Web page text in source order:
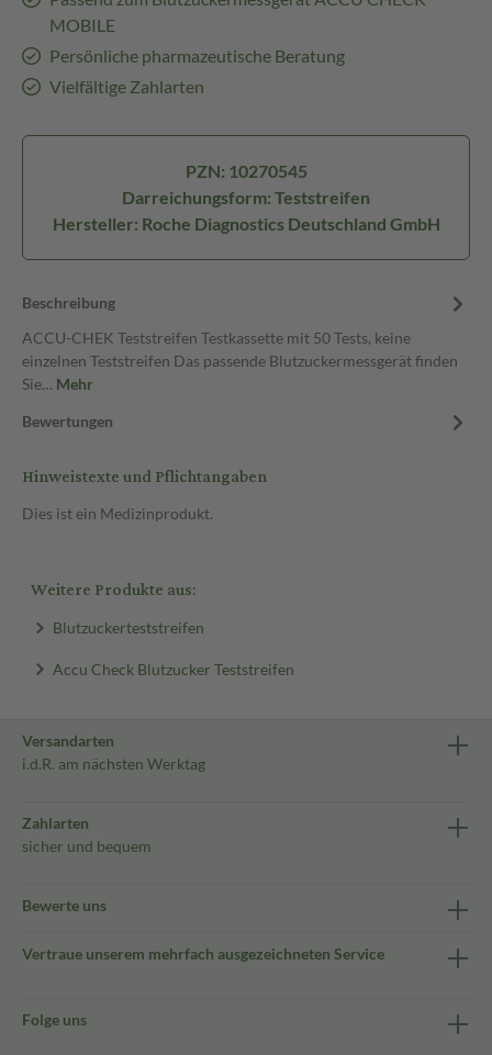
MOBILE
Persönliche pharmazeutische Beratung
Vielfältige Zahlarten
PZN: 10270545
Darreichungsform: Teststreifen
Hersteller: Roche Diagnostics Deutschland GmbH
Beschreibung
ACCU-CHEK Teststreifen Testkassette mit 50 Tests, keine
einzelnen Teststreifen Das passende Blutzuckermessgerät finden
Sie… Mehr
Bewertungen
Hinweistexte und Pflichtangaben
Dies ist ein Medizinprodukt.
Weitere Produkte aus:
Blutzuckerteststreifen
Accu Check Blutzucker Teststreifen
Versandarten
i.d.R. am nächsten Werktag
Zahlarten
sicher und bequem
Bewerte uns
Vertraue unserem mehrfach ausgezeichneten Service
Folge uns